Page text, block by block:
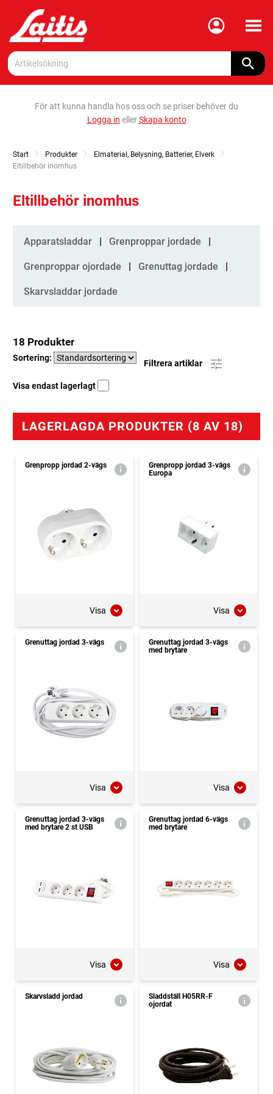
Meny
För att kunna handla hos oss och se priser behöver du
Logga in ellerSkapa konto
Start Produkter
Elmaterial, Belysning, Batterier, Elverk
Current:
Eltillbehör inomhus
Eltillbehör inomhus
Kategorier
Apparatsladdar Grenproppar jordade
Grenproppar ojordade Grenuttag jordade
Skarvsladdar jordade
18 Produkter
Sortering:
Filtrera artiklar
Visa endast lagerlagt
LAGERLAGDA PRODUKTER (8 AV 18)
Grenpropp jordad 2-vägs
Visa
Grenpropp jordad 3-vägs
Europa
Visa
Grenuttag jordad 3-vägs
Visa
Grenuttag jordad 3-vägs
med brytare
Visa
Grenuttag jordad 3-vägs
med brytare 2 st USB
Visa
Grenuttag jordad 6-vägs
med brytare
Visa
Skarvsladd jordad
Sladdställ H05RR-F
ojordat